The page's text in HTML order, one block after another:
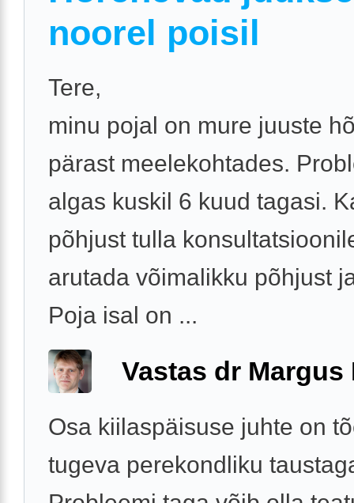
noorel poisil
Tere,
minu pojal on mure juuste
pärast meelekohtades.
algas kuskil 6 kuud tagasi.
põhjust tulla
arutada võimalikku põhjust
Poja isal on ...
Vastas dr Margus
Osa kiilaspäisuse juhte on
tugeva perekondliku